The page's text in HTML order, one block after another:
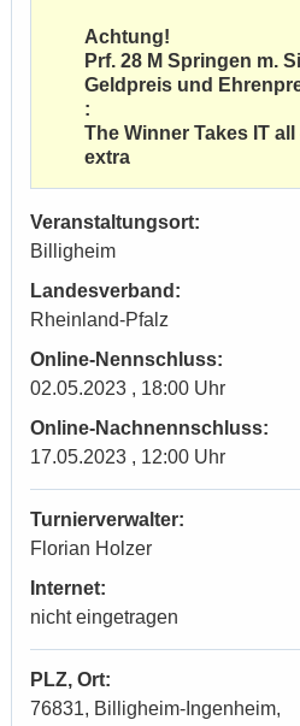
Achtung!
Prf. 28 M Springen m.
Geldpreis und
:
The Winner Takes IT
extra
Veranstaltungsort:
Billigheim
Landesverband:
Rheinland-Pfalz
Online-Nennschluss:
02.05.2023 , 18:00 Uhr
Online-Nachnennschluss:
17.05.2023 , 12:00 Uhr
Turnierverwalter:
Florian Holzer
Internet:
nicht eingetragen
PLZ, Ort:
76831, Billigheim-Ingenheim,